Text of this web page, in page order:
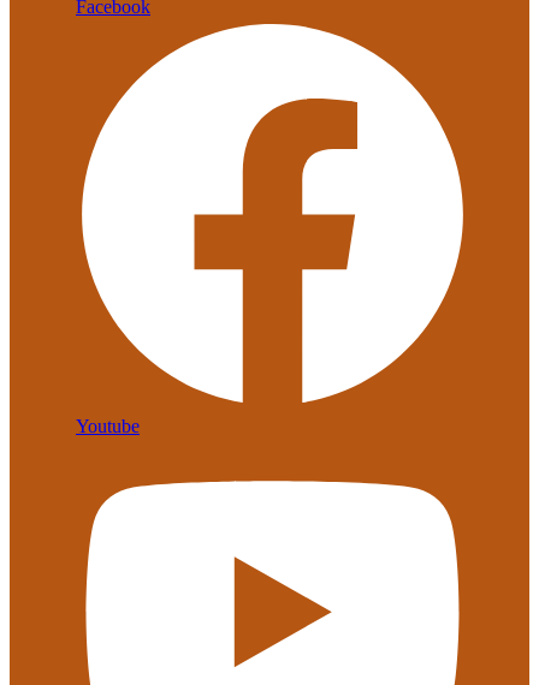
Facebook
Youtube